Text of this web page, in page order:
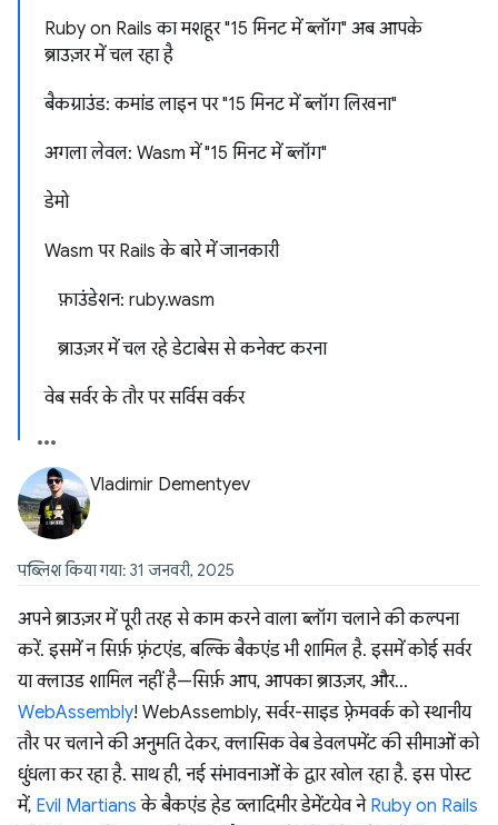
Ruby on Rails का मशहूर "15 मिनट में ब्लॉग" अब आपके
ब्राउज़र में चल रहा है
बैकग्राउंड: कमांड लाइन पर "15 मिनट में ब्लॉग लिखना"
अगला लेवल: Wasm में "15 मिनट में ब्लॉग"
डेमो
Wasm पर Rails के बारे में जानकारी
फ़ाउंडेशन: ruby.wasm
ब्राउज़र में चल रहे डेटाबेस से कनेक्ट करना
वेब सर्वर के तौर पर सर्विस वर्कर
Vladimir Dementyev
पब्लिश किया गया: 31 जनवरी, 2025
अपने ब्राउज़र में पूरी तरह से काम करने वाला ब्लॉग चलाने की कल्पना
करें. इसमें न सिर्फ़ फ़्रंटएंड, बल्कि बैकएंड भी शामिल है. इसमें कोई सर्वर
या क्लाउड शामिल नहीं है—सिर्फ़ आप, आपका ब्राउज़र, और…
WebAssembly! WebAssembly, सर्वर-साइड फ़्रेमवर्क को स्थानीय
तौर पर चलाने की अनुमति देकर, क्लासिक वेब डेवलपमेंट की सीमाओं को
धुंधला कर रहा है. साथ ही, नई संभावनाओं के द्वार खोल रहा है. इस पोस्ट
में, Evil Martians के बैकएंड हेड व्लादिमीर डेमेंटयेव ने Ruby on Rails